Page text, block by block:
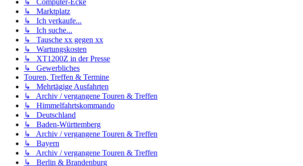
↳ Marktplatz
↳ Ich verkaufe...
↳ Ich suche...
↳ Tausche xx gegen xx
↳ Wartungskosten
↳ XT1200Z in der Presse
↳ Gewerbliches
Touren, Treffen & Termine
↳ Mehrtägige Ausfahrten
↳ Archiv / vergangene Touren & Treffen
↳ Himmelfahrtskommando
↳ Deutschland
↳ Baden-Württemberg
↳ Archiv / vergangene Touren & Treffen
↳ Bayern
↳ Archiv / vergangene Touren & Treffen
↳ Berlin & Brandenburg